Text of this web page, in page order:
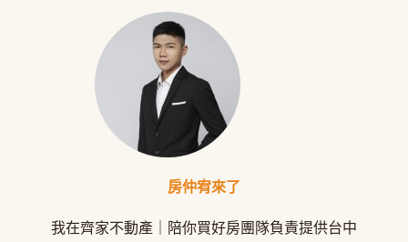
房仲宥來了
我在齊家不動產｜陪你買好房團隊負責提供台中